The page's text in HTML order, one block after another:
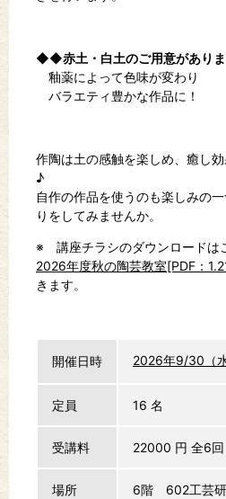
◆◆赤土・白土のご用意がありま
釉薬によって色味が変わり
バラエティ豊かな作品に！
作陶は土の感触を楽しめ、癒し
自作の作品を使うのも楽しみの
りをしてみませんか。
※ 講座チラシのダウンロードは
2026年度秋の陶芸教室[PDF：
きます。
開催日時 2026年9/30（
定員 16 名
受講料 22000 円 全6
場所 6階 602工芸